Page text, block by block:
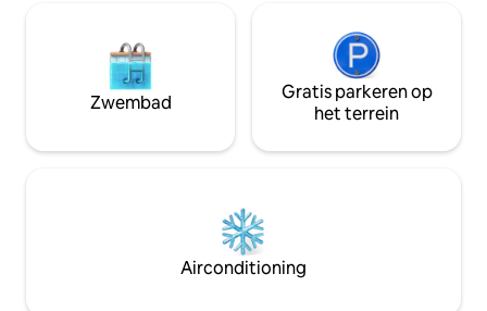
Zwembad
Gratis parkeren op
het terrein
Airconditioning